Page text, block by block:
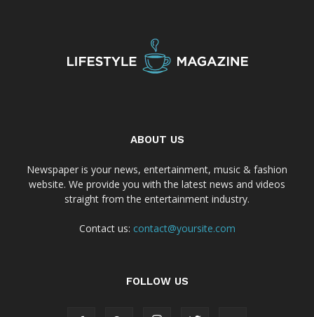
ABOUT US
Newspaper is your news, entertainment, music & fashion
website. We provide you with the latest news and videos
straight from the entertainment industry.
Contact us: contact@yoursite.com
FOLLOW US